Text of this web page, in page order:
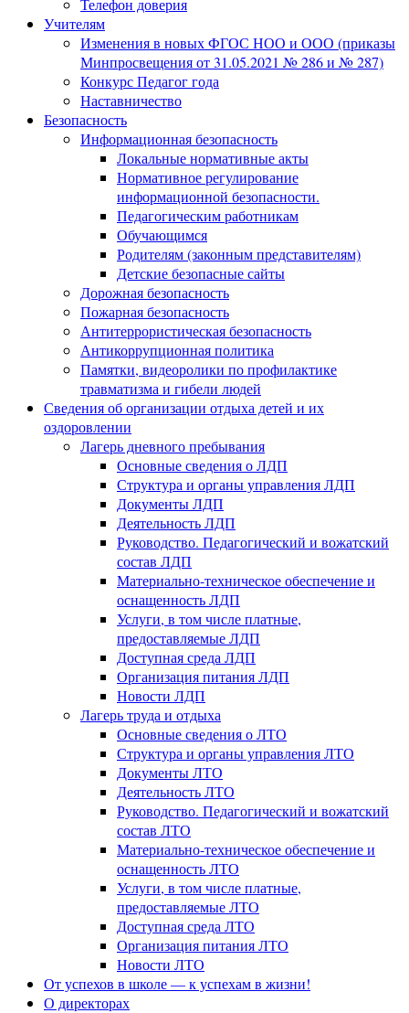
Телефон доверия
Учителям
Изменения в новых ФГОС НОО и ООО (приказы
Минпросвещения от 31.05.2021 № 286 и № 287)
Конкурс Педагог года
Наставничество
Безопасность
Информационная безопасность
Локальные нормативные акты
Нормативное регулирование
информационной безопасности.
Педагогическим работникам
Обучающимся
Родителям (законным представителям)
Детские безопасные сайты
Дорожная безопасность
Пожарная безопасность
Антитеррористическая безопасность
Антикоррупционная политика
Памятки, видеоролики по профилактике
травматизма и гибели людей
Сведения об организации отдыха детей и их
оздоровлении
Лагерь дневного пребывания
Основные сведения о ЛДП
Структура и органы управления ЛДП
Документы ЛДП
Деятельность ЛДП
Руководство. Педагогический и вожатский
состав ЛДП
Материально-техническое обеспечение и
оснащенность ЛДП
Услуги, в том числе платные,
предоставляемые ЛДП
Доступная среда ЛДП
Организация питания ЛДП
Новости ЛДП
Лагерь труда и отдыха
Основные сведения о ЛТО
Структура и органы управления ЛТО
Документы ЛТО
Деятельность ЛТО
Руководство. Педагогический и вожатский
состав ЛТО
Материально-техническое обеспечение и
оснащенность ЛТО
Услуги, в том числе платные,
предоставляемые ЛТО
Доступная среда ЛТО
Организация питания ЛТО
Новости ЛТО
От успехов в школе — к успехам в жизни!
О директорах